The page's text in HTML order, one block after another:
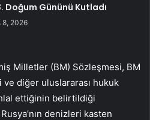
Doğum Gününü Kutladı
8, 2026
Milletler (BM) Sözleşmesi, BM
diğer uluslararası hukuk
ettiğinin belirtildiği
denizleri kasten